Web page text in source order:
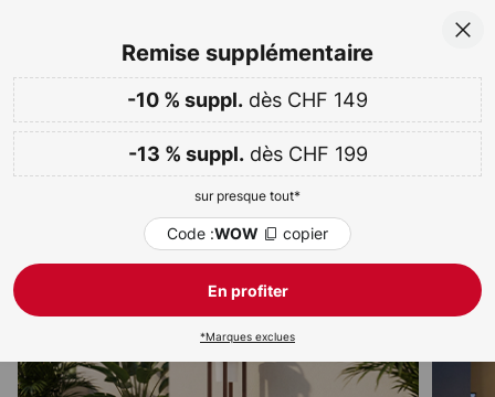
Plus que
01 J 01 H 25 M 17 S
-10 % dès CHF 149 & -13 % dès CHF 199sur presque tout
Code :WOW copier
Semaine WOW :Jusqu'à -70 %
Lampes solaires terrasse
Remise supplémentaire
-10 % suppl. dès CHF 149
-13 % suppl.dès CHF 199
sur presque tout*
Code :WOW copier
En profiter
*Marques exclues